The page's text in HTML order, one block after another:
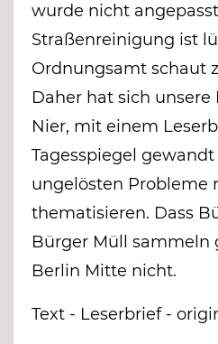
wurde nicht
Straßenreinigung ist
Ordnungsamt schaut
Daher hat sich
Nier, mit einem
Tagesspiegel
ungelösten Probleme
thematisieren. Dass
Bürger Müll sammeln
Berlin Mitte nicht.
Text - Leserbrief -